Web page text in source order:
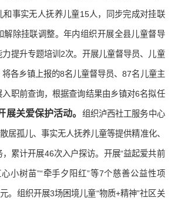
和事实无人抚养儿童15人，同步完成对挂联
解除挂联调整。年内组织开展全县儿童督导
力提升专题培训2次。开展儿童督导员、儿童
各乡镇上报的8名儿童督导员、87名儿童主
职前查询，根据查询结果由乡镇对6名拟任
展关爱保护活动。 组织泸西社工服务中心
居孤儿、事实无人抚养儿童等提供精准化、
累计开展46次入户探访。开展“益起爱共前
心小树苗”“牵手夕阳红”等7个慈善公益性项
。组织开展3场困境儿童“物质+精神”社区关